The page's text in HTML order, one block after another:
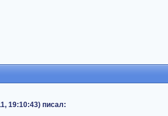
19:10:43) писал: